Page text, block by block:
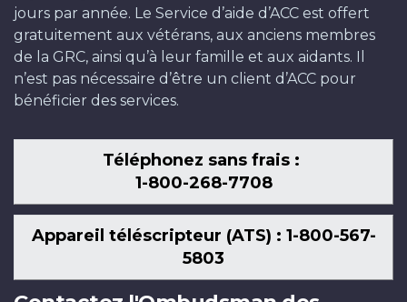
jours par année. Le Service d’aide d’ACC est offert
gratuitement aux vétérans, aux anciens membres
de la GRC, ainsi qu’à leur famille et aux aidants. Il
n’est pas nécessaire d’être un client d’ACC pour
bénéficier des services.
Téléphonez sans frais :
1-800-268-7708
Appareil téléscripteur (ATS) : 1-800-567-
5803